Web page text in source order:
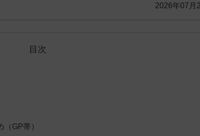
2026年07月
目次
GP帯）